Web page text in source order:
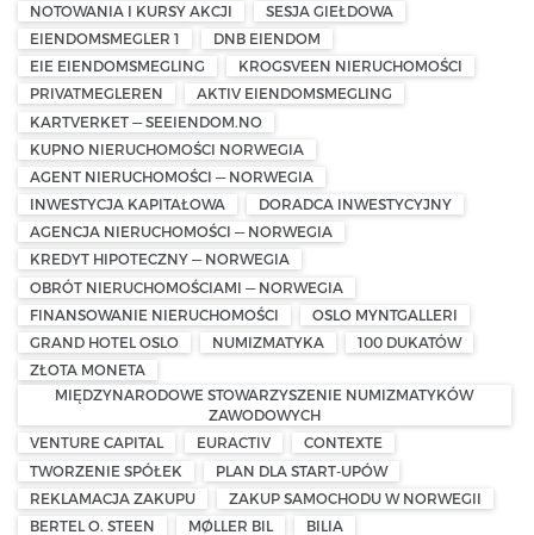
NOTOWANIA I KURSY AKCJI
SESJA GIEŁDOWA
EIENDOMSMEGLER 1
DNB EIENDOM
EIE EIENDOMSMEGLING
KROGSVEEN NIERUCHOMOŚCI
PRIVATMEGLEREN
AKTIV EIENDOMSMEGLING
KARTVERKET — SEEIENDOM.NO
KUPNO NIERUCHOMOŚCI NORWEGIA
AGENT NIERUCHOMOŚCI — NORWEGIA
INWESTYCJA KAPITAŁOWA
DORADCA INWESTYCYJNY
AGENCJA NIERUCHOMOŚCI — NORWEGIA
KREDYT HIPOTECZNY — NORWEGIA
OBRÓT NIERUCHOMOŚCIAMI — NORWEGIA
FINANSOWANIE NIERUCHOMOŚCI
OSLO MYNTGALLERI
GRAND HOTEL OSLO
NUMIZMATYKA
100 DUKATÓW
ZŁOTA MONETA
MIĘDZYNARODOWE STOWARZYSZENIE NUMIZMATYKÓW
ZAWODOWYCH
VENTURE CAPITAL
EURACTIV
CONTEXTE
TWORZENIE SPÓŁEK
PLAN DLA START-UPÓW
REKLAMACJA ZAKUPU
ZAKUP SAMOCHODU W NORWEGII
BERTEL O. STEEN
MØLLER BIL
BILIA